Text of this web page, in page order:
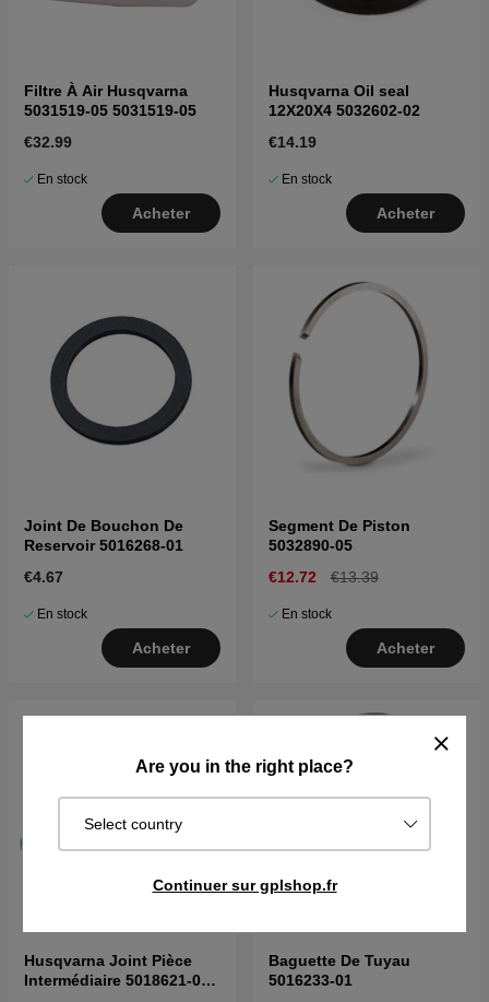
Are you in the right place?
Select country
Continuer sur gplshop.fr
Filtre À Air Husqvarna
5031519-05 5031519-05
€32.99
En stock
Acheter
Husqvarna Oil seal
12X20X4 5032602-02
€14.19
En stock
Acheter
Joint De Bouchon De
Reservoir 5016268-01
€4.67
En stock
Acheter
Segment De Piston
5032890-05
€12.72
€13.39
En stock
Acheter
Husqvarna Joint Pièce
Intermédiaire 5018621-02
Baguette De Tuyau
5016233-01